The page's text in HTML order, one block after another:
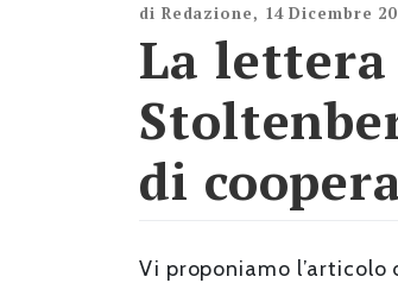
di Redazione, 14 Dicembre
La lettera
di
Vi proponiamo l’articolo